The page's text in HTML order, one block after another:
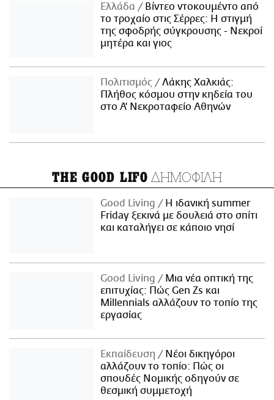
Ελλάδα
Βίντεο ντοκουμέντο από
το τροχαίο στις Σέρρες: Η στιγμή
της σφοδρής σύγκρουσης - Νεκροί
μητέρα και γιος
Πολιτισμός
Λάκης Χαλκιάς:
Πλήθος κόσμου στην κηδεία του
στο Α' Νεκροταφείο Αθηνών
THE GOOD LIFO ΔΗΜΟΦΙΛΗ
Good Living
Η ιδανική summer
Friday ξεκινά με δουλειά στο σπίτι
και καταλήγει σε κάποιο νησί
Good Living
Μια νέα οπτική της
επιτυχίας: Πώς Gen Zs και
Millennials αλλάζουν το τοπίο της
εργασίας
Εκπαίδευση
Νέοι δικηγόροι
αλλάζουν το τοπίο: Πώς οι
σπουδές Νομικής οδηγούν σε
θεσμική συμμετοχή